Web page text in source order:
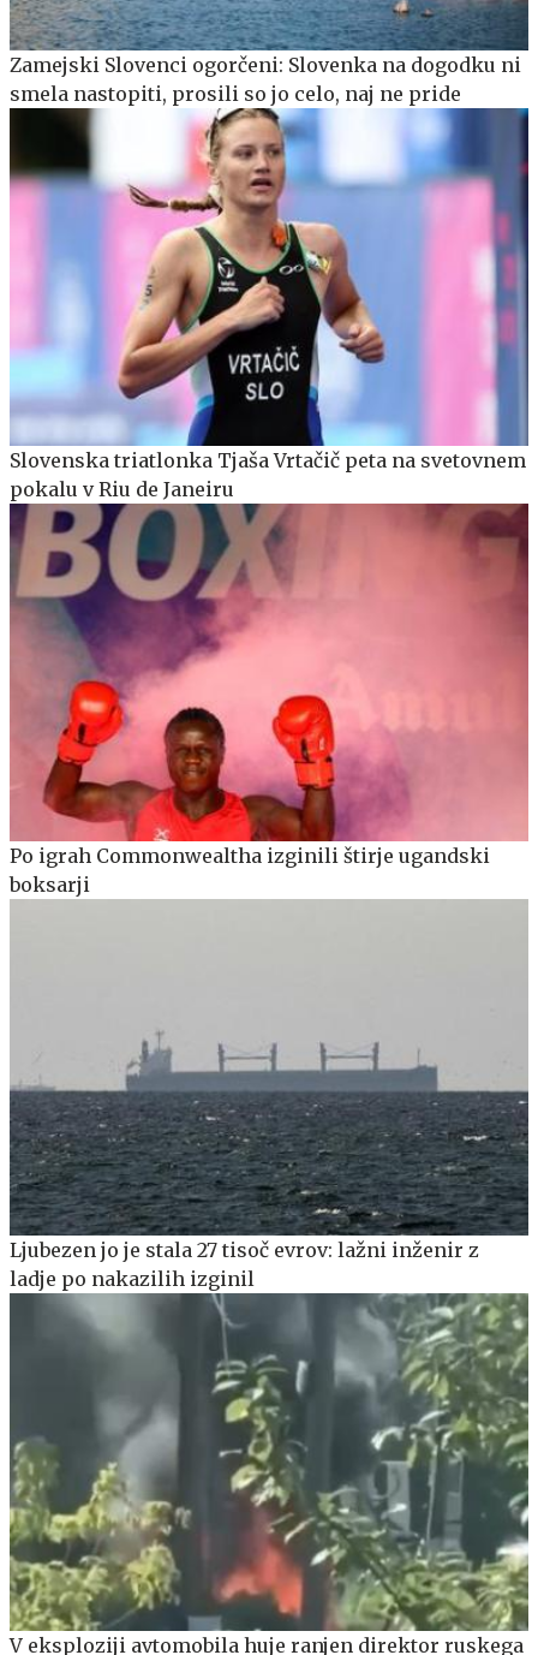
Zamejski Slovenci ogorčeni: Slovenka na dogodku ni
smela nastopiti, prosili so jo celo, naj ne pride
Slovenska triatlonka Tjaša Vrtačič peta na svetovnem
pokalu v Riu de Janeiru
Po igrah Commonwealtha izginili štirje ugandski
boksarji
Ljubezen jo je stala 27 tisoč evrov: lažni inženir z
ladje po nakazilih izginil
V eksploziji avtomobila huje ranjen direktor ruskega